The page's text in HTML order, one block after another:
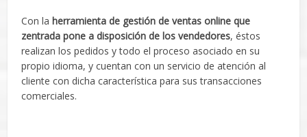
Con la herramienta de gestión de ventas online que
zentrada pone a disposición de los vendedores, éstos
realizan los pedidos y todo el proceso asociado en su
propio idioma, y cuentan con un servicio de atención al
cliente con dicha característica para sus transacciones
comerciales.